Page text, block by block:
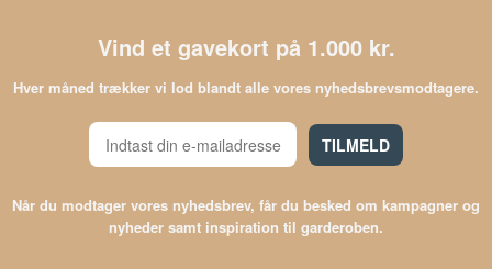
Vind et gavekort på 1.000 kr.
Hver måned trækker vi lod blandt alle vores nyhedsbrevsmodtagere.
TILMELD
Når du modtager vores nyhedsbrev, får du besked om kampagner og
nyheder samt inspiration til garderoben.